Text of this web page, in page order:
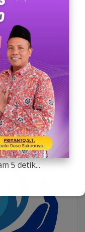
4detik...
Web